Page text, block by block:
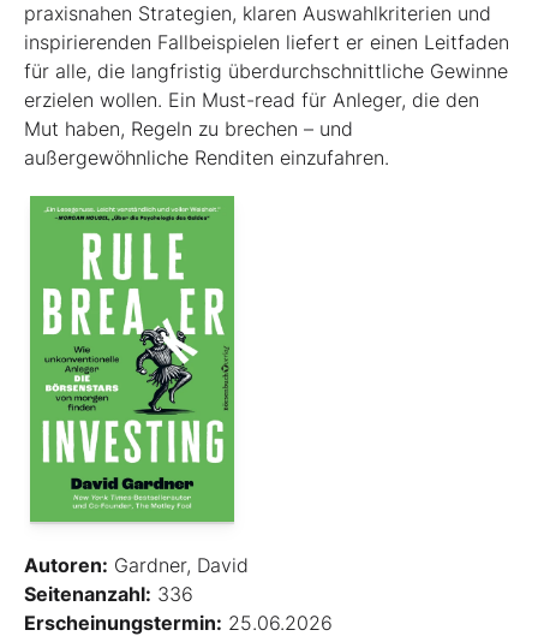
praxisnahen Strategien, klaren Auswahlkriterien und
inspirierenden Fallbeispielen liefert er einen Leit­faden
für alle, die langfristig überdurchschnittliche Gewinne
erzielen wollen. Ein Must-read für Anleger, die den
Mut haben, Regeln zu brechen – und
außergewöhnliche Renditen einzufahren.
Autoren: Gardner, David
Seitenanzahl: 336
Erscheinungstermin: 25.06.2026